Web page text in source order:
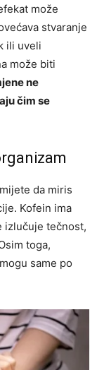
može
stvaranje
ili uveli
može biti
ne
čim se
da miris
Kofein ima
izlučuje tečnost,
toga,
same po